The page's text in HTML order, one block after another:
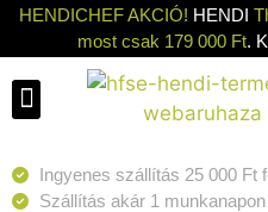
HENDICHEF AKCIÓ! HENDI
most csak 179 000 Ft.
Ingyenes szállítás 25 000 Ft
Szállítás akár 1 munkanapon